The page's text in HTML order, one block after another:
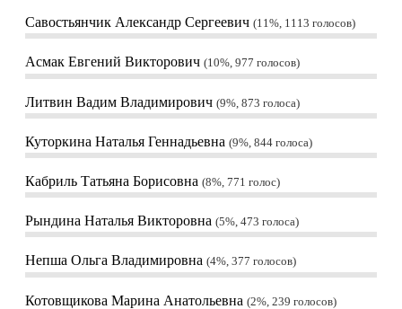
Савостьянчик Александр Сергеевич 11%, 1113 голосов
Асмак Евгений Викторович 10%, 977 голосов
Литвин Вадим Владимирович 9%, 873 голоса
Куторкина Наталья Геннадьевна 9%, 844 голоса
Кабриль Татьяна Борисовна 8%, 771 голос
Рындина Наталья Викторовна 5%, 473 голоса
Непша Ольга Владимировна 4%, 377 голосов
Котовщикова Марина Анатольевна 2%, 239 голосов